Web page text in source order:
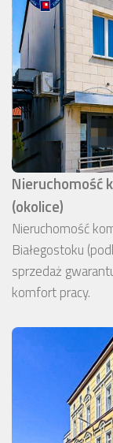
Nieruchomość
(okolice)
Nieruchomość
Białegostoku
sprzedaż
komfort pracy.